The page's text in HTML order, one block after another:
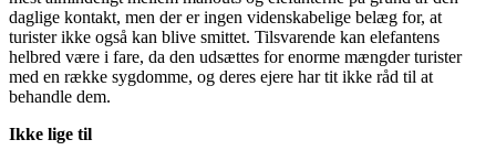
daglige kontakt, men der er ingen videnskabelige belæg for, at
turister ikke også kan blive smittet. Tilsvarende kan elefantens
helbred være i fare, da den udsættes for enorme mængder turister
med en række sygdomme, og deres ejere har tit ikke råd til at
behandle dem.
Ikke lige til